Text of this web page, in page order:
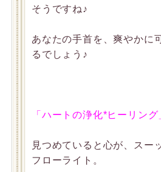
そうですね♪
あなたの手首を、爽やかに
るでしょう♪
「ハートの浄化*ヒーリング
見つめていると心が、スー
フローライト。